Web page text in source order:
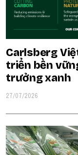
Carlsberg
triển bền
trưởng xanh
27/07/2026